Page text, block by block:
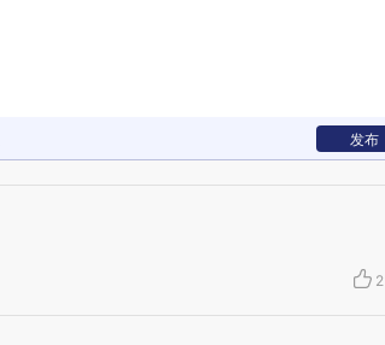
发布
2